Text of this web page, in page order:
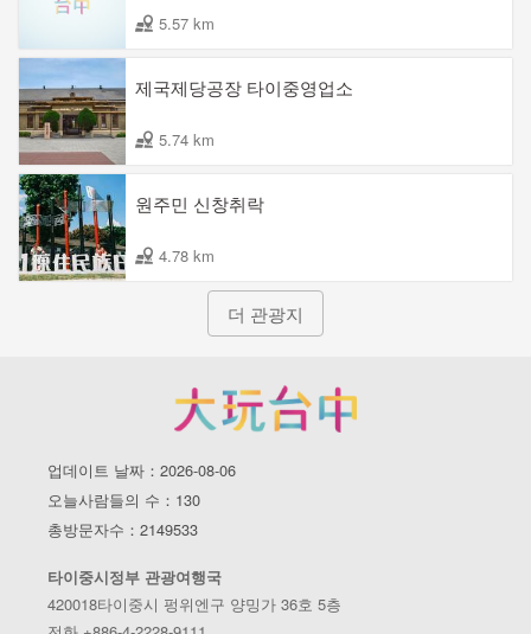
5.57 km
제국제당공장 타이중영업소
5.74 km
원주민 신창취락
4.78 km
더 관광지
업데이트 날짜：2026-08-06
오늘사람들의 수：130
총방문자수：2149533
타이중시정부 관광여행국
420018타이중시 펑위엔구 양밍가 36호 5층